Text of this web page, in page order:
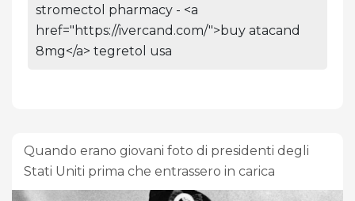
stromectol pharmacy - <a
href="https://ivercand.com/">buy atacand
8mg</a> tegretol usa
Quando erano giovani foto di presidenti degli
Stati Uniti prima che entrassero in carica